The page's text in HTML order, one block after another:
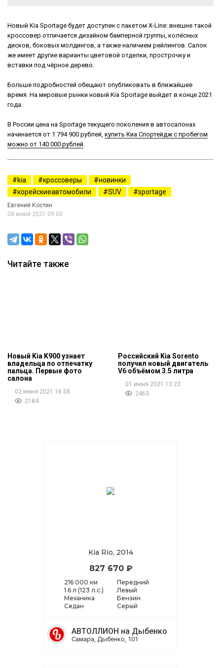
Новый Kia Sportage будет доступен с пакетом X-Line: внешне такой
кроссовер отличается дизайном бамперной группы, колёсных
дисков, боковых молдингов, а также наличием рейлингов. Салон
же имеет другие варианты цветовой отделки, прострочку и
вставки под чёрное дерево.
Больше подробностей обещают опубликовать в ближайшее
время. На мировые рынки новый Kia Sportage выйдет в конце 2021
года.
В России цена на Sportage текущего поколения в автосалонах
начинается от 1 794 900 рублей, купить Киа Спортейдж с пробегом
можно от 140 000 рублей
kia кроссоверы
новинки
корейскиеавтомобили
SUV sportage
Евгений Костин
08 июня 2021 09:00
Читайте также
Новый Kia K900 узнает
владельца по отпечатку
пальца. Первые фото
салона
02 июня 2021 16:58
2184
Российский Kia Sorento
получил новый двигатель
V6 объёмом 3.5 литра
01 июня 2021 13:23
2463
Kia Rio, 2014
827 670 ₽
216 000 км
1.6 л (123 л.с.)
Механика
Седан
Передний
Левый
Бензин
Серый
АВТОЛЛИОН на Дыбенко
Самара, Дыбенко, 101